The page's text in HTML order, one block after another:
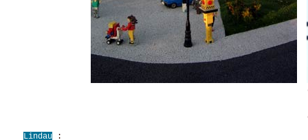
grande première
en prime, la vidéo
Lindau :